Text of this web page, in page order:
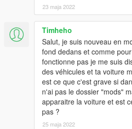
features of the vehicle possible to
engine chassis also
------------------------------
- CRÉDITS -Conversion de voiture:
3D GAMEMODEL
conseils S’il vous plaît ne
SANS AUTORISATION
tips Please do NOT convert MY
PERMISSION
23 maja 2022
Timheho
Salut, je suis nouveau en
fond dedans et comme
fonctionne pas je me suis
des véhicules et ta voiture
est ce que c'est grave si
n'ai pas le dossier "mods"
apparaitre la voiture et est
pas ?
25 maja 2022